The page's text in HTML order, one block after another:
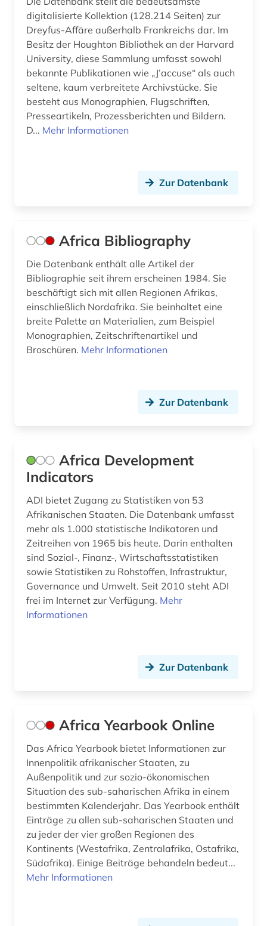
drogen (1)
drogenmissbrauch (1)
e-book (3)
e-learning (1)
earnings calls transkripte (1)
einreise (1)
einwanderer (1)
einwanderung (4)
einwanderungspolitik (1)
elementarbildung (1)
empirische sozialforschung (7)
energieforschung (1)
energieressourcen und -politik (1)
engels (3)
entwicklung (5)
entwicklungsländer (5)
entwicklungspolitik (10)
entwicklungstheorie (1)
entwicklungszusammenarbeit (4)
entwicklungsökonomie (1)
digitalisierte Kollektion (128.214 Seiten) zur
Dreyfus-Affäre außerhalb Frankreichs dar. Im
Besitz der Houghton Bibliothek an der Harvard
University, diese Sammlung umfasst sowohl
bekannte Publikationen wie „J’accuse“ als auch
seltene, kaum verbreitete Archivstücke. Sie
besteht aus Monographien, Flugschriften,
Presseartikeln, Prozessberichten und Bildern.
D... Mehr Informationen
Zur Datenbank
Africa Bibliography
Die Datenbank enthält alle Artikel der
Bibliographie seit ihrem erscheinen 1984. Sie
beschäftigt sich mit allen Regionen Afrikas,
einschließlich Nordafrika. Sie beinhaltet eine
breite Palette an Materialien, zum Beispiel
Monographien, Zeitschriftenartikel und
Broschüren. Mehr Informationen
Zur Datenbank
Africa Development
Indicators
ADI bietet Zugang zu Statistiken von 53
Afrikanischen Staaten. Die Datenbank umfasst
mehr als 1.000 statistische Indikatoren und
Zeitreihen von 1965 bis heute. Darin enthalten
sind Sozial-, Finanz-, Wirtschaftsstatistiken
sowie Statistiken zu Rohstoffen, Infrastruktur,
Governance und Umwelt. Seit 2010 steht ADI
frei im Internet zur Verfügung. Mehr
Informationen
Zur Datenbank
Africa Yearbook Online
Das Africa Yearbook bietet Informationen zur
Innenpolitik afrikanischer Staaten, zu
Außenpolitik und zur sozio-ökonomischen
Situation des sub-saharischen Afrika in einem
bestimmten Kalenderjahr. Das Yearbook enthält
Einträge zu allen sub-saharischen Staaten und
zu jeder der vier großen Regionen des
Kontinents (Westafrika, Zentralafrika, Ostafrika,
Südafrika). Einige Beiträge behandeln bedeut...
Mehr Informationen